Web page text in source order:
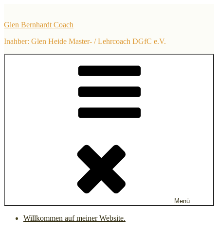
springen
Glen Bernhardt Coach
Inahber: Glen Heide Master- / Lehrcoach DGfC e.V.
Menü
Willkommen auf meiner Website.